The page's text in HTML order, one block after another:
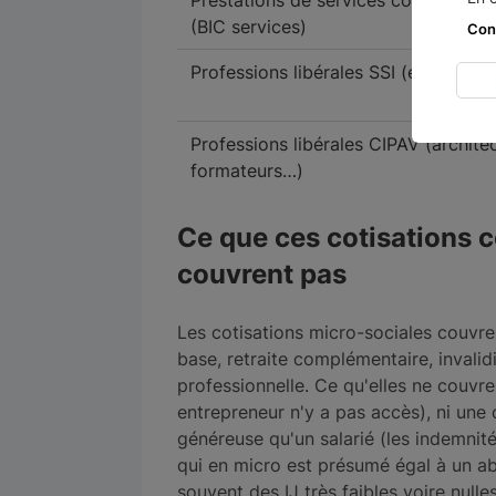
(BIC services)
Professions libérales SSI (ex-RSI)
Professions libérales CIPAV
formateurs…)
Ce que ces cotisations
couvrent pas
Les cotisations micro-sociales
base, retraite complémentaire,
professionnelle. Ce qu'elles ne
entrepreneur n'y a pas accès), ni
généreuse qu'un salarié (les
qui en micro est présumé égal à un
souvent des IJ très faibles voire